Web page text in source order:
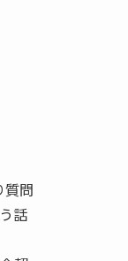
質問
話